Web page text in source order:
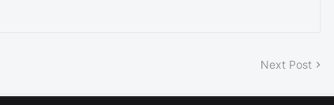
Next Post